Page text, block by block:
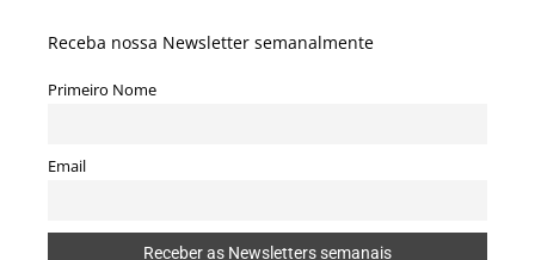
Receba nossa Newsletter semanalmente
Primeiro Nome
Email